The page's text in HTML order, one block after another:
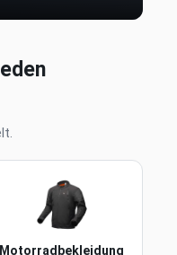
Motorradbekleidung